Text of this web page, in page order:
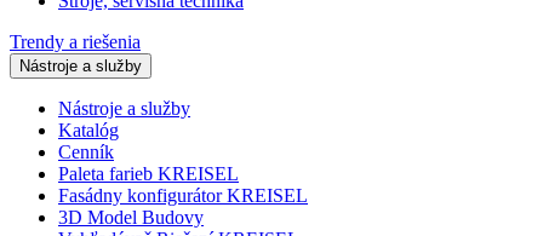
Trendy a riešenia
Nástroje a služby
Nástroje a služby
Katalóg
Cenník
Paleta farieb KREISEL
Fasádny konfigurátor KREISEL
3D Model Budovy